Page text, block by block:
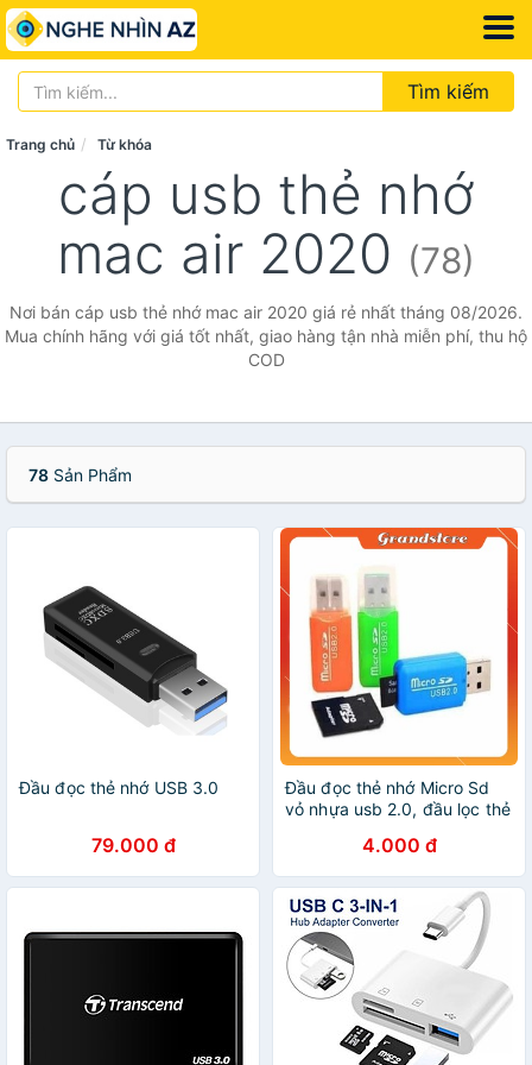
Tìm kiếm
Trang chủ Từ khóa
cáp usb thẻ nhớ
mac air 2020 (78)
Nơi bán cáp usb thẻ nhớ mac air 2020 giá rẻ nhất tháng 08/2026.
Mua chính hãng với giá tốt nhất, giao hàng tận nhà miễn phí, thu hộ
COD
78 Sản Phẩm
Đầu đọc thẻ nhớ USB 3.0
79.000 đ
Đầu đọc thẻ nhớ Micro Sd
vỏ nhựa usb 2.0, đầu lọc thẻ
nhí nhiều màu4.000 đ